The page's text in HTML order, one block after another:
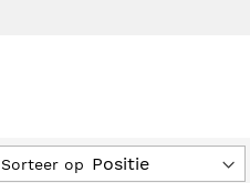
Sorteer op